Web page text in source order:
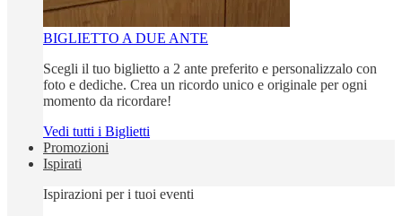
BIGLIETTO A DUE ANTE
Scegli il tuo biglietto a 2 ante preferito e personalizzalo con
foto e dediche. Crea un ricordo unico e originale per ogni
momento da ricordare!
Vedi tutti i Biglietti
Promozioni
Ispirati
Ispirazioni per i tuoi eventi